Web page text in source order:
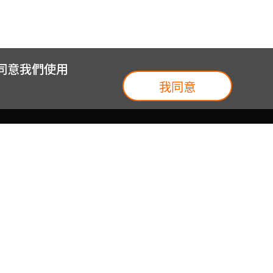
意我們使用
我同意